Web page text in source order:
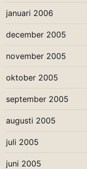
januari 2006
december 2005
november 2005
oktober 2005
september 2005
augusti 2005
juli 2005
juni 2005